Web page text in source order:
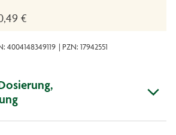
€
4004148349119 | PZN: 17942551